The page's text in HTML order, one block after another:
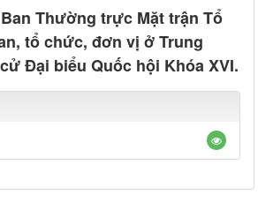
Thường trực Mặt trận Tổ
tổ chức, đơn vị ở Trung
Đại biểu Quốc hội Khóa XVI.